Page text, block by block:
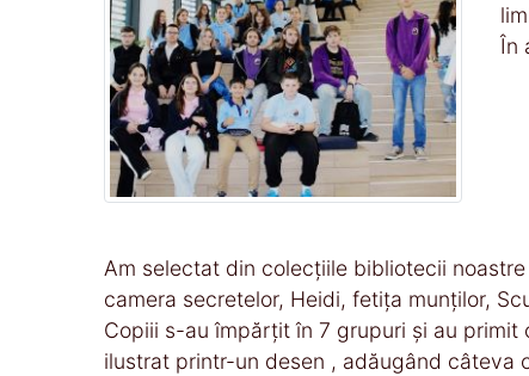
În
Am selectat din colecțiile bibliotecii
camera secretelor, Heidi, fetița munților,
Copiii s-au împărțit în 7 grupuri și au
ilustrat printr-un desen , adăugând câteva